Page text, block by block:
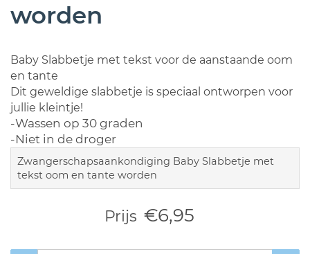
worden
Baby Slabbetje met tekst voor de aanstaande oom
en tante
Dit geweldige slabbetje is speciaal ontworpen voor
jullie kleintje!
-Wassen op 30 graden
-Niet in de droger
Zwangerschapsaankondiging Baby Slabbetje met
tekst oom en tante worden
Prijs €6,95